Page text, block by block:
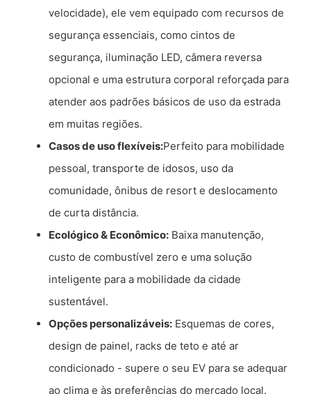
velocidade), ele vem equipado com recursos de
segurança essenciais, como cintos de
segurança, iluminação LED, câmera reversa
opcional e uma estrutura corporal reforçada para
atender aos padrões básicos de uso da estrada
em muitas regiões.
Casos de uso flexíveis:Perfeito para mobilidade
pessoal, transporte de idosos, uso da
comunidade, ônibus de resort e deslocamento
de curta distância.
Ecológico & Econômico: Baixa manutenção,
custo de combustível zero e uma solução
inteligente para a mobilidade da cidade
sustentável.
Opções personalizáveis: Esquemas de cores,
design de painel, racks de teto e até ar
condicionado - supere o seu EV para se adequar
ao clima e às preferências do mercado local.